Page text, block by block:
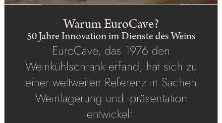
Warum EuroCave?
50 Jahre Innovation im Dienste des Weins
EuroCave, das 1976 den
Weinkühlschrank erfand, hat sich zu
einer weltweiten Referenz in Sachen
Weinlagerung und -präsentation
entwickelt.